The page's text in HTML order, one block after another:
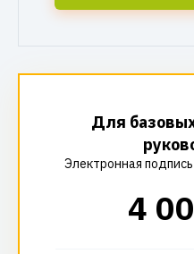
Для
Электронная
4